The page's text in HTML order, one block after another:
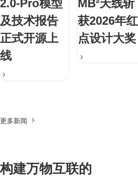
2.0-Pro模型
及技术报告
正式开源上
线
MB²天线斩
获2026年红
点设计大奖
更多新闻
构建万物互联的